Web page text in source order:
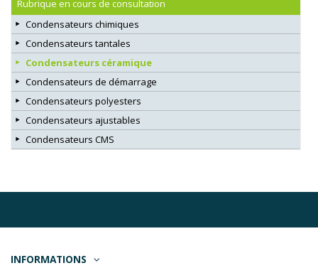
Rubrique en cours de consultation
Condensateurs chimiques
Condensateurs tantales
Condensateurs céramique
Condensateurs de démarrage
Condensateurs polyesters
Condensateurs ajustables
Condensateurs CMS
INFORMATIONS